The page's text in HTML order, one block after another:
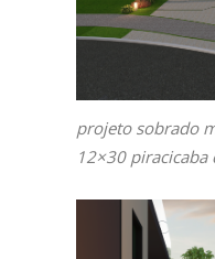
projeto sobrado
12×30